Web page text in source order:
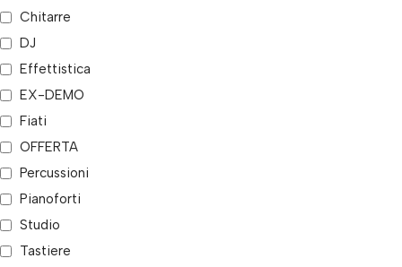
Chitarre
DJ
Effettistica
EX-DEMO
Fiati
OFFERTA
Percussioni
Pianoforti
Studio
Tastiere